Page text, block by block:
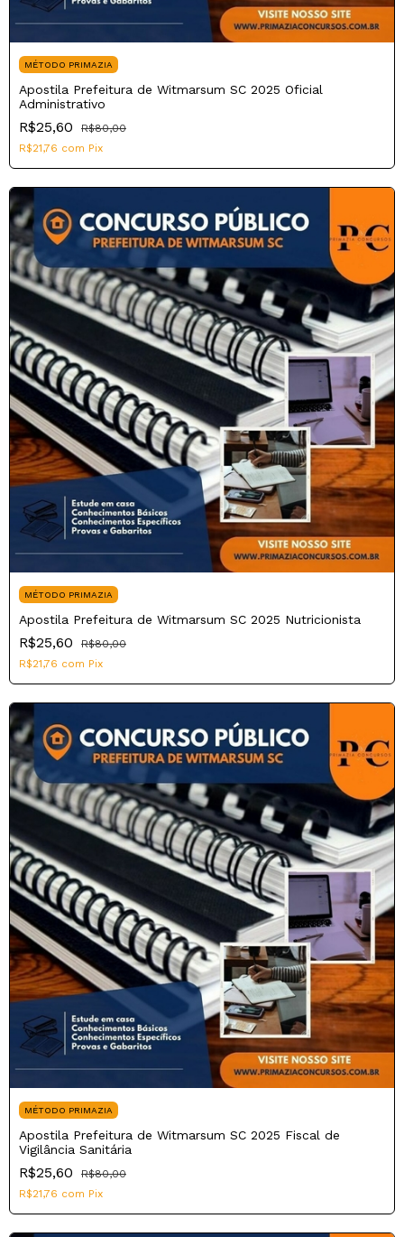
MÉTODO PRIMAZIA
Apostila Prefeitura de Witmarsum SC 2025 Oficial
Administrativo
R$25,60
R$80,00
R$21,76 com Pix
MÉTODO PRIMAZIA
Apostila Prefeitura de Witmarsum SC 2025 Nutricionista
R$25,60
R$80,00
R$21,76 com Pix
MÉTODO PRIMAZIA
Apostila Prefeitura de Witmarsum SC 2025 Fiscal de
Vigilância Sanitária
R$25,60
R$80,00
R$21,76 com Pix